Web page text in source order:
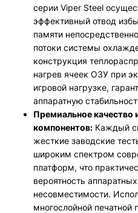
серии Viper Steel
эффективный отвод
памяти
потоки системы
конструкция
нагрев ячеек ОЗУ при
игровой нагрузке,
аппаратную
Премиальное качество
компонентов: Каждый
жесткие заводские
широким спектром
платформ, что
вероятность
несовместимости.
многослойной печатной